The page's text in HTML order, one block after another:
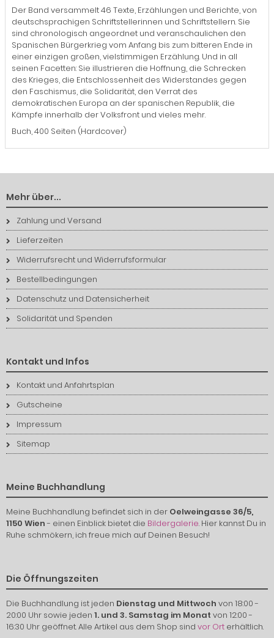
Der Band versammelt 46 Texte, Erzählungen und Berichte, von
deutschsprachigen Schriftstellerinnen und Schriftstellern. Sie
sind chronologisch angeordnet und veranschaulichen den
Spanischen Bürgerkrieg vom Anfang bis zum bitteren Ende in
einer einzigen großen, vielstimmigen Erzählung. Und in all
seinen Facetten: Sie illustrieren die Hoffnung, die Schrecken
des Krieges, die Entschlossenheit des Widerstandes gegen
den Faschismus, die Solidarität, den Verrat des
demokratischen Europa an der spanischen Republik, die
Kämpfe innerhalb der Volksfront und vieles mehr.
Buch, 400 Seiten (Hardcover)
Mehr über...
Zahlung und Versand
Lieferzeiten
Widerrufsrecht und Widerrufsformular
Bestellbedingungen
Datenschutz und Datensicherheit
Solidarität und Spenden
Kontakt und Infos
Kontakt und Anfahrtsplan
Gutscheine
Impressum
Sitemap
Meine Buchhandlung
Meine Buchhandlung befindet sich in der Oelweingasse 36/5,
1150 Wien- einen Einblick bietet die Bildergalerie. Hier kannst Du in
Ruhe schmökern, ich freue mich auf Deinen Besuch!
Die Öffnungszeiten
Die Buchhandlung ist jeden Dienstag und Mittwoch von 18:00 -
20:00 Uhr sowie jeden 1. und 3. Samstag im Monat von 12:00 -
16:30 Uhr geöffnet. Alle Artikel aus dem Shop sind vor Ort erhältlich.